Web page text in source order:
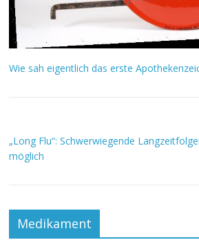
Wie sah eigentlich das erste
„Long Flu“: Schwerwiegende
möglich
Medikament